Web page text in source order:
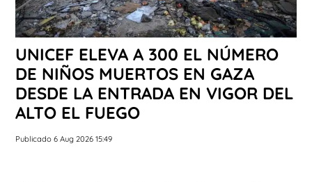
UNICEF ELEVA A 300 EL NÚMERO
DE NIÑOS MUERTOS EN GAZA
DESDE LA ENTRADA EN VIGOR DEL
ALTO EL FUEGO
Publicado 6 Aug 2026 15:49